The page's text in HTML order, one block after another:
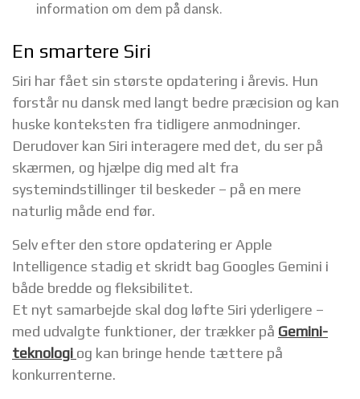
information om dem på dansk.
En smartere Siri
Siri har fået sin største opdatering i årevis. Hun
forstår nu dansk med langt bedre præcision og kan
huske konteksten fra tidligere anmodninger.
Derudover kan Siri interagere med det, du ser på
skærmen, og hjælpe dig med alt fra
systemindstillinger til beskeder – på en mere
naturlig måde end før.
Selv efter den store opdatering er Apple
Intelligence stadig et skridt bag Googles Gemini i
både bredde og fleksibilitet.
Et nyt samarbejde skal dog løfte Siri yderligere –
med udvalgte funktioner, der trækker på Gemini-
teknologi og kan bringe hende tættere på
konkurrenterne.